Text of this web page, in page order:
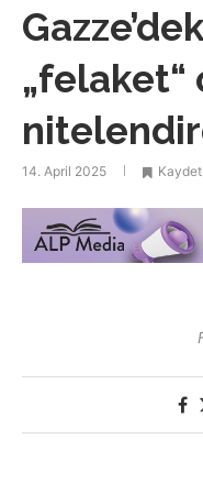
„felaket“
14. April 2025 Kaydet